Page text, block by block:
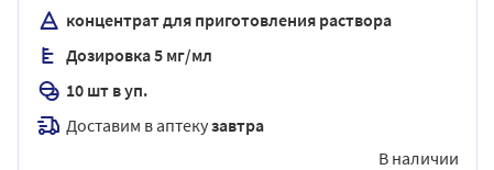
концентрат для приготовления раствора
Дозировка 5 мг/мл
10 шт в уп.
Доставим в аптекузавтра
В наличии